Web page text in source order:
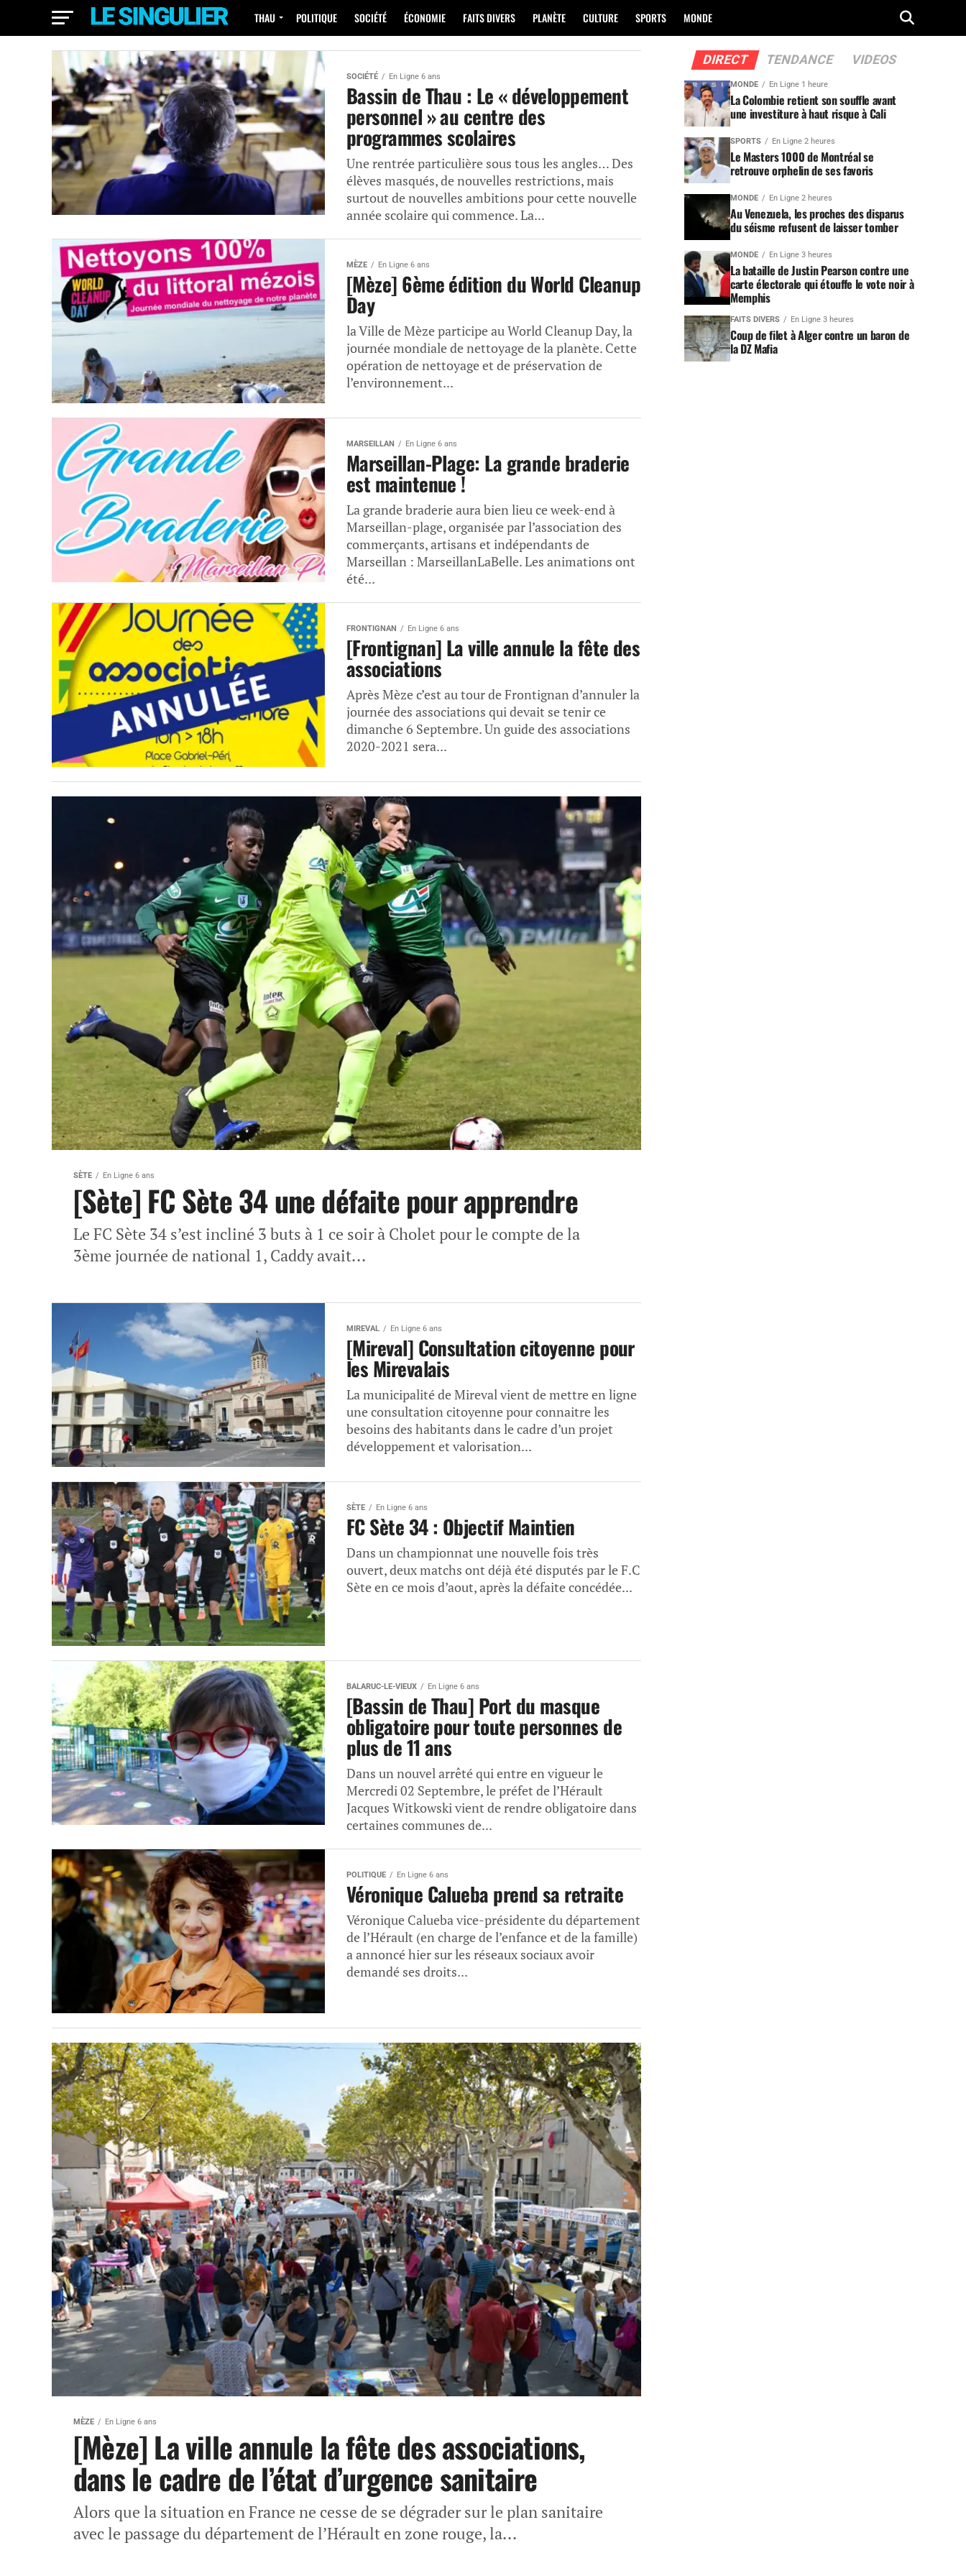
THAU POLITIQUE SOCIÉTÉ ÉCONOMIE FAITS DIVERS PLANÈTE CULTURE SPORTS MONDE
SOCIÉTÉ En Ligne 6 ans
Bassin de Thau : Le « développement
personnel » au centre des
programmes scolaires
Une rentrée particulière sous tous les angles… Des
élèves masqués, de nouvelles restrictions, mais
surtout de nouvelles ambitions pour cette nouvelle
année scolaire qui commence. La...
MÈZE En Ligne 6 ans
[Mèze] 6ème édition du World Cleanup
Day
la Ville de Mèze participe au World Cleanup Day, la
journée mondiale de nettoyage de la planète. Cette
opération de nettoyage et de préservation de
l’environnement...
MARSEILLAN En Ligne 6 ans
Marseillan-Plage: La grande braderie
est maintenue !
La grande braderie aura bien lieu ce week-end à
Marseillan-plage, organisée par l’association des
commerçants, artisans et indépendants de
Marseillan : MarseillanLaBelle. Les animations ont
été...
FRONTIGNAN En Ligne 6 ans
[Frontignan] La ville annule la fête des
associations
Après Mèze c’est au tour de Frontignan d’annuler la
journée des associations qui devait se tenir ce
dimanche 6 Septembre. Un guide des associations
2020-2021 sera...
SÈTE En Ligne 6 ans
[Sète] FC Sète 34 une défaite pour apprendre
Le FC Sète 34 s’est incliné 3 buts à 1 ce soir à Cholet pour le compte de la
3ème journée de national 1, Caddy avait...
MIREVAL En Ligne 6 ans
[Mireval] Consultation citoyenne pour
les Mirevalais
La municipalité de Mireval vient de mettre en ligne
une consultation citoyenne pour connaitre les
besoins des habitants dans le cadre d’un projet
développement et valorisation...
SÈTE En Ligne 6 ans
FC Sète 34 : Objectif Maintien
Dans un championnat une nouvelle fois très
ouvert, deux matchs ont déjà été disputés par le F.C
Sète en ce mois d’aout, après la défaite concédée...
BALARUC-LE-VIEUX En Ligne 6 ans
[Bassin de Thau] Port du masque
obligatoire pour toute personnes de
plus de 11 ans
Dans un nouvel arrêté qui entre en vigueur le
Mercredi 02 Septembre, le préfet de l’Hérault
Jacques Witkowski vient de rendre obligatoire dans
certaines communes de...
POLITIQUE En Ligne 6 ans
Véronique Calueba prend sa retraite
Véronique Calueba vice-présidente du département
de l’Hérault (en charge de l’enfance et de la famille)
a annoncé hier sur les réseaux sociaux avoir
demandé ses droits...
MÈZE En Ligne 6 ans
[Mèze] La ville annule la fête des associations,
dans le cadre de l’état d’urgence sanitaire
Alors que la situation en France ne cesse de se dégrader sur le plan sanitaire
avec le passage du département de l’Hérault en zone rouge, la...
DIRECT TENDANCE VIDEOS
MONDE En Ligne 1 heure
La Colombie retient son souffle avant
une investiture à haut risque à Cali
SPORTS En Ligne 2 heures
Le Masters 1000 de Montréal se
retrouve orphelin de ses favoris
MONDE En Ligne 2 heures
Au Venezuela, les proches des disparus
du séisme refusent de laisser tomber
MONDE En Ligne 3 heures
La bataille de Justin Pearson contre une
carte électorale qui étouffe le vote noir à
Memphis
FAITS DIVERS En Ligne 3 heures
Coup de filet à Alger contre un baron de
la DZ Mafia